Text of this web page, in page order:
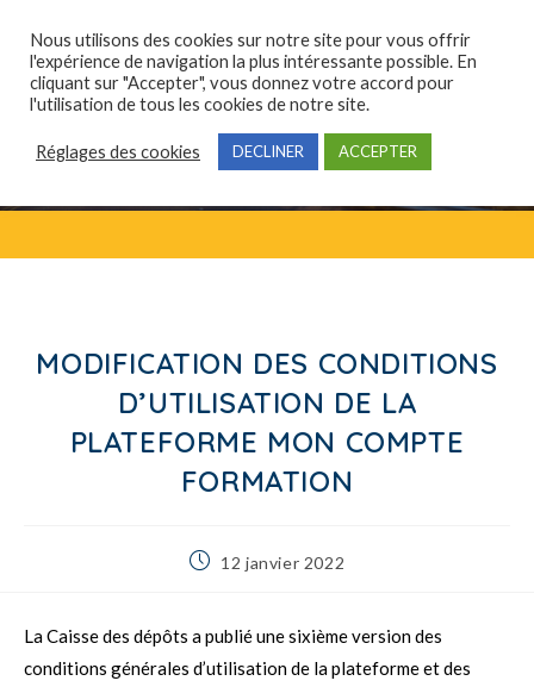
MODIFICATION DES CONDITIONS
D’UTILISATION DE LA
PLATEFORME MON COMPTE
FORMATION
12 janvier 2022
La Caisse des dépôts a publié une sixième version des
conditions générales d’utilisation de la plateforme et des
Nous utilisons des cookies sur notre site pour vous offrir
l'expérience de navigation la plus intéressante possible. En
cliquant sur "Accepter", vous donnez votre accord pour
l'utilisation de tous les cookies de notre site.
Réglages des cookies DECLINER ACCEPTER